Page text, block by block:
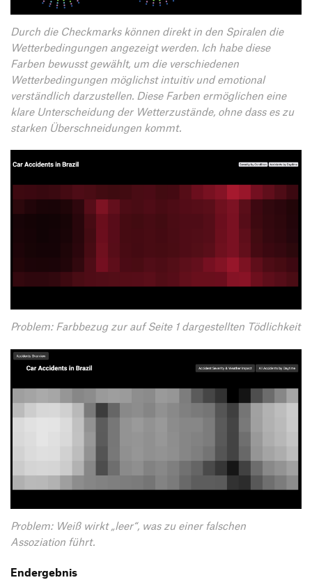
Durch die Checkmarks können direkt in den Spiralen die
Wetterbedingungen angezeigt werden. Ich habe diese
Farben bewusst gewählt, um die verschiedenen
Wetterbedingungen möglichst intuitiv und emotional
verständlich darzustellen. Diese Farben ermöglichen eine
klare Unterscheidung der Wetterzustände, ohne dass es zu
starken Überschneidungen kommt.
Problem: Farbbezug zur auf Seite 1 dargestellten Tödlichkeit
Problem: Weiß wirkt „leer“, was zu einer falschen
Assoziation führt.
Endergebnis